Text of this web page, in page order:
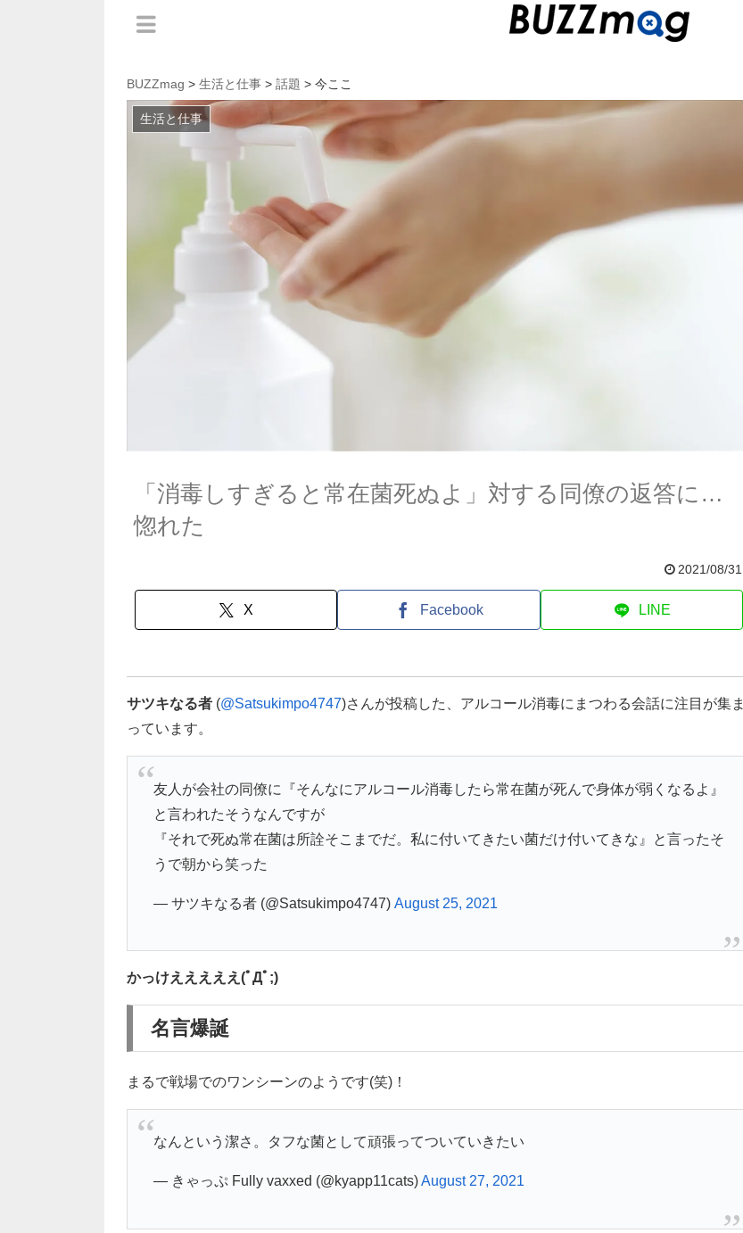
BUZZmag > 生活と仕事 > 話題 > 今ここ
生活と仕事
「消毒しすぎると常在菌死ぬよ」対する同僚の返答に…
惚れた
2021/08/31
X Facebook LINE
サツキなる者 (@Satsukimpo4747)さんが投稿した、アルコール消毒にまつわる会話に注目が集ま
っています。
友人が会社の同僚に『そんなにアルコール消毒したら常在菌が死んで身体が弱くなるよ』
と言われたそうなんですが
『それで死ぬ常在菌は所詮そこまでだ。私に付いてきたい菌だけ付いてきな』と言ったそ
うで朝から笑った
— サツキなる者 (@Satsukimpo4747) August 25, 2021
かっけえええええ(ﾟДﾟ;)
名言爆誕
まるで戦場でのワンシーンのようです(笑)！
なんという潔さ。タフな菌として頑張ってついていきたい
— きゃっぷ Fully vaxxed (@kyapp11cats)August 27, 2021